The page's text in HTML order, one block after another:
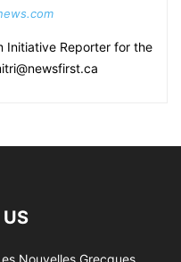
Initiative Reporter for the
Nouvelles Grecques